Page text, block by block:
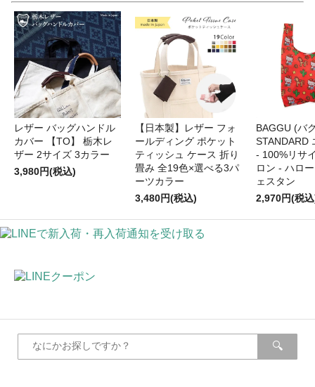
レザー バッグハンドル
カバー 【TO】 栃木レ
ザー 2サイズ 3カラー
3,980円(税込)
【日本製】レザー フォ
ールディング ポケット
ティッシュ ケース 折り
畳み 全19色×選べる3パ
ーツカラー
3,480円(税込)
BAGGU (バ
STANDARD
- 100%リサ
ロン - ハロ
ェスタン
2,970円(税